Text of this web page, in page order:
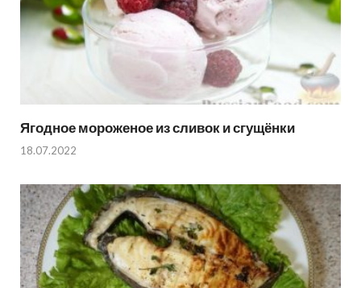
Ягодное мороженое из сливок и сгущёнки
18.07.2022